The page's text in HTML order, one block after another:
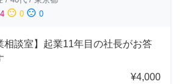
4 sentiment_neutral 0 sentiment_dissatisfied 0
相談室】起業11年目の社長がお答
¥4,000